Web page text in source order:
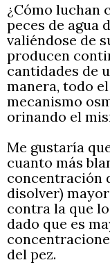
¿Cómo luchan
peces de agua
valiéndose de
producen
cantidades de
manera, todo
mecanismo
orinando el
Me gustaría
cuanto más
concentración
disolver)
contra la que
dado que es
del pez.